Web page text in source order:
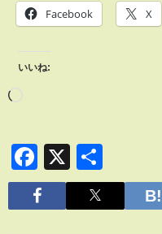
Facebook X
いいね:
Facebook
X
有